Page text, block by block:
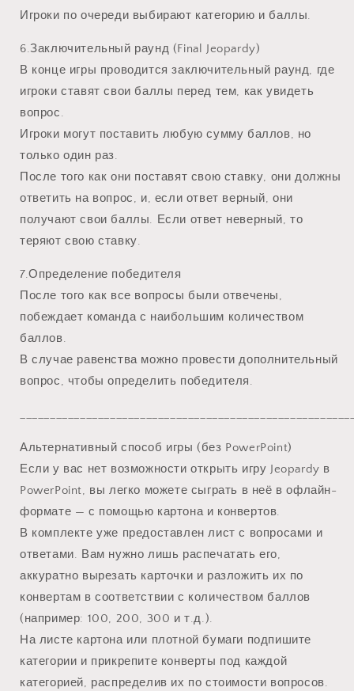
Игроки по очереди выбирают категорию и баллы.
6.Заключительный раунд (Final Jeopardy)
В конце игры проводится заключительный раунд, где
игроки ставят свои баллы перед тем, как увидеть
вопрос.
Игроки могут поставить любую сумму баллов, но
только один раз.
После того как они поставят свою ставку, они должны
ответить на вопрос, и, если ответ верный, они
получают свои баллы. Если ответ неверный, то
теряют свою ставку.
7.Определение победителя
После того как все вопросы были отвечены,
побеждает команда с наибольшим количеством
баллов.
В случае равенства можно провести дополнительный
вопрос, чтобы определить победителя.
Альтернативный способ игры (без PowerPoint)
Если у вас нет возможности открыть игру Jeopardy в
PowerPoint, вы легко можете сыграть в неё в офлайн-
формате — с помощью картона и конвертов.
В комплекте уже предоставлен лист с вопросами и
ответами. Вам нужно лишь распечатать его,
аккуратно вырезать карточки и разложить их по
конвертам в соответствии с количеством баллов
(например: 100, 200, 300 и т.д.).
На листе картона или плотной бумаги подпишите
категории и прикрепите конверты под каждой
категорией, распределив их по стоимости вопросов.